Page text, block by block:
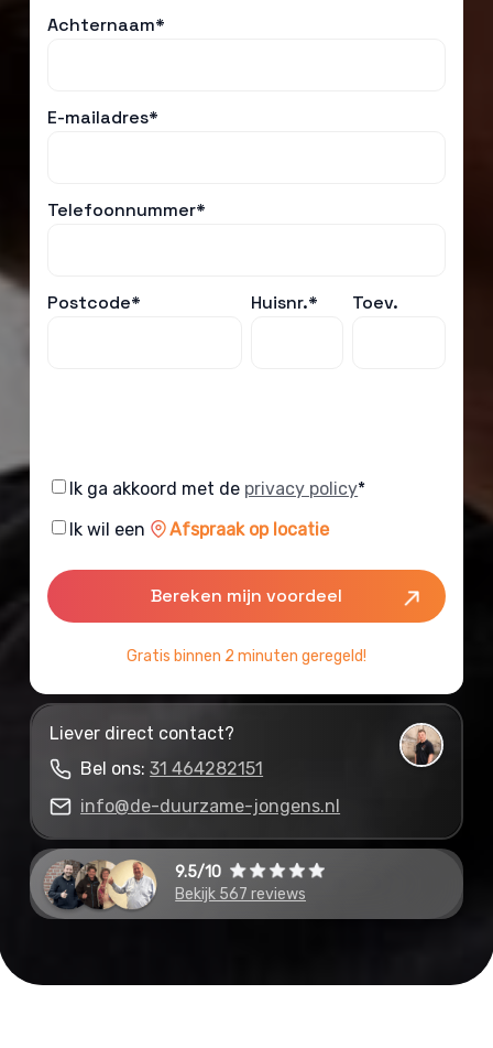
Achternaam*
E-mailadres*
Telefoonnummer*
Postcode* Huisnr.* Toev.
Consent
Ik ga akkoord met de privacy policy*
Consent
Ik wil een Afspraak op locatie
Gratis binnen 2 minuten geregeld!
Liever direct contact?
Bel ons:31 464282151
info@de-duurzame-jongens.nl
9.5/10
Bekijk 567 reviews